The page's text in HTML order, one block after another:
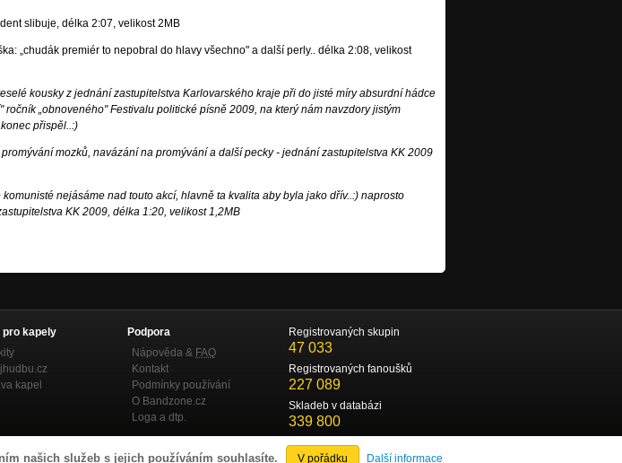
našich služeb s jejich používáním souhlasíte. V pořádku Další informace
slibuje, délka 2:07, velikost 2MB
„chudák premiér to nepobral do hlavy všechno" a další perly.. délka 2:08, velikost
kousky z jednání zastupitelstva Karlovarského kraje při do jisté míry absurdní hádce
ročník „obnoveného" Festivalu politické písně 2009, na který nám navzdory jistým
přispěl..:)
promývání mozků, navázání na promývání a další pecky - jednání zastupitelstva KK 2009
komunisté nejásáme nad touto akcí, hlavně ta kvalita aby byla jako dřív..:) naprosto
KK 2009, délka 1:20, velikost 1,2MB
pro kapely
kapel
Podpora
Nápověda & FAQ
Kontakt
Podmínky používání
O Bandzone.cz
Loga a dtp.
Registrovaných skupin
47 033
Registrovaných fanoušků
227 089
Skladeb v databázi
339 800